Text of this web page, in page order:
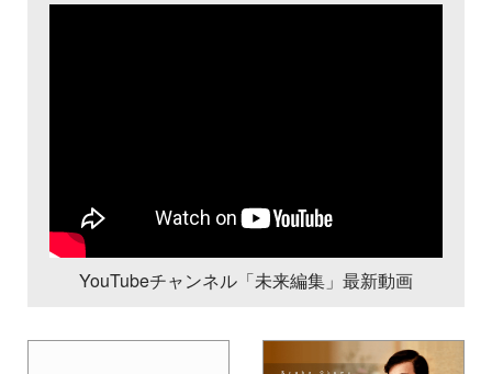
YouTubeチャンネル「未来編集」最新動画